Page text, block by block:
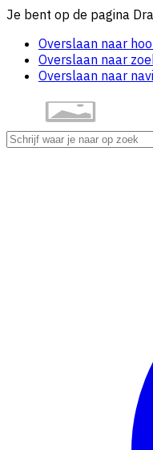
Je bent op de pagina
Overslaan naar
Overslaan naar
Overslaan naar